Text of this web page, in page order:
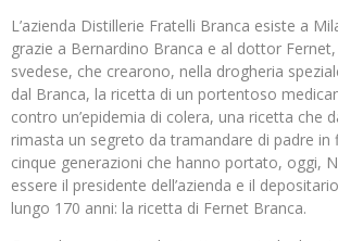
L’azienda Distillerie Fratelli Branca esiste a
grazie a Bernardino Branca e al dottor
svedese, che crearono, nella drogheria
dal Branca, la ricetta di un portentoso
contro un’epidemia di colera, una ricetta che
rimasta un segreto da tramandare di padre in
cinque generazioni che hanno portato, oggi,
essere il presidente dell’azienda e il
lungo 170 anni: la ricetta di Fernet Branca.